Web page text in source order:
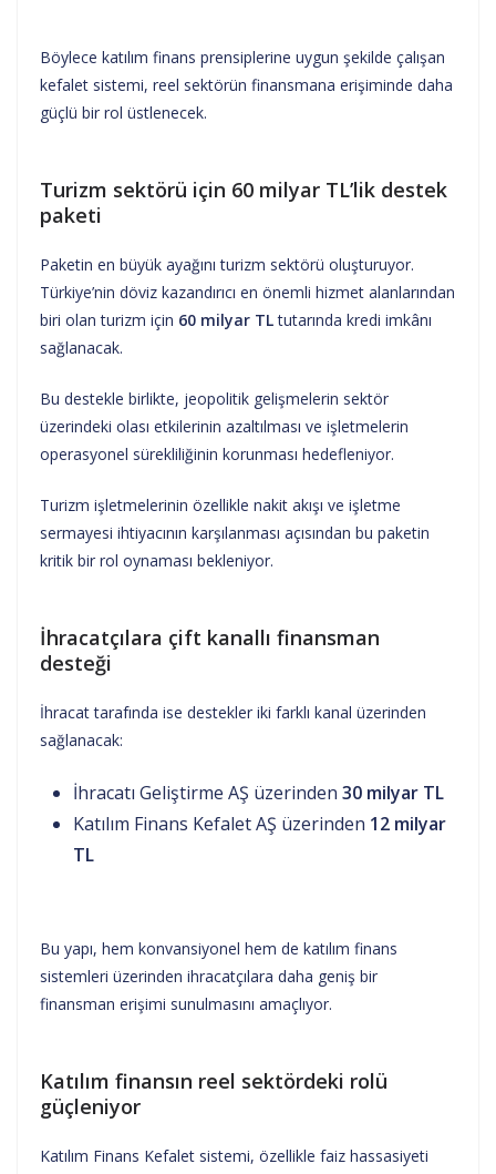
Böylece katılım finans prensiplerine uygun şekilde çalışan
kefalet sistemi, reel sektörün finansmana erişiminde daha
güçlü bir rol üstlenecek.
Turizm sektörü için 60 milyar TL’lik destek
paketi
Paketin en büyük ayağını turizm sektörü oluşturuyor.
Türkiye’nin döviz kazandırıcı en önemli hizmet alanlarından
biri olan turizm için 60 milyar TLtutarında kredi imkânı
sağlanacak.
Bu destekle birlikte, jeopolitik gelişmelerin sektör
üzerindeki olası etkilerinin azaltılması ve işletmelerin
operasyonel sürekliliğinin korunması hedefleniyor.
Turizm işletmelerinin özellikle nakit akışı ve işletme
sermayesi ihtiyacının karşılanması açısından bu paketin
kritik bir rol oynaması bekleniyor.
İhracatçılara çift kanallı finansman
desteği
İhracat tarafında ise destekler iki farklı kanal üzerinden
sağlanacak:
İhracatı Geliştirme AŞ üzerinden 30 milyar TL
Katılım Finans Kefalet AŞ üzerinden 12 milyar
TL
Bu yapı, hem konvansiyonel hem de katılım finans
sistemleri üzerinden ihracatçılara daha geniş bir
finansman erişimi sunulmasını amaçlıyor.
Katılım finansın reel sektördeki rolü
güçleniyor
Katılım Finans Kefalet sistemi, özellikle faiz hassasiyeti